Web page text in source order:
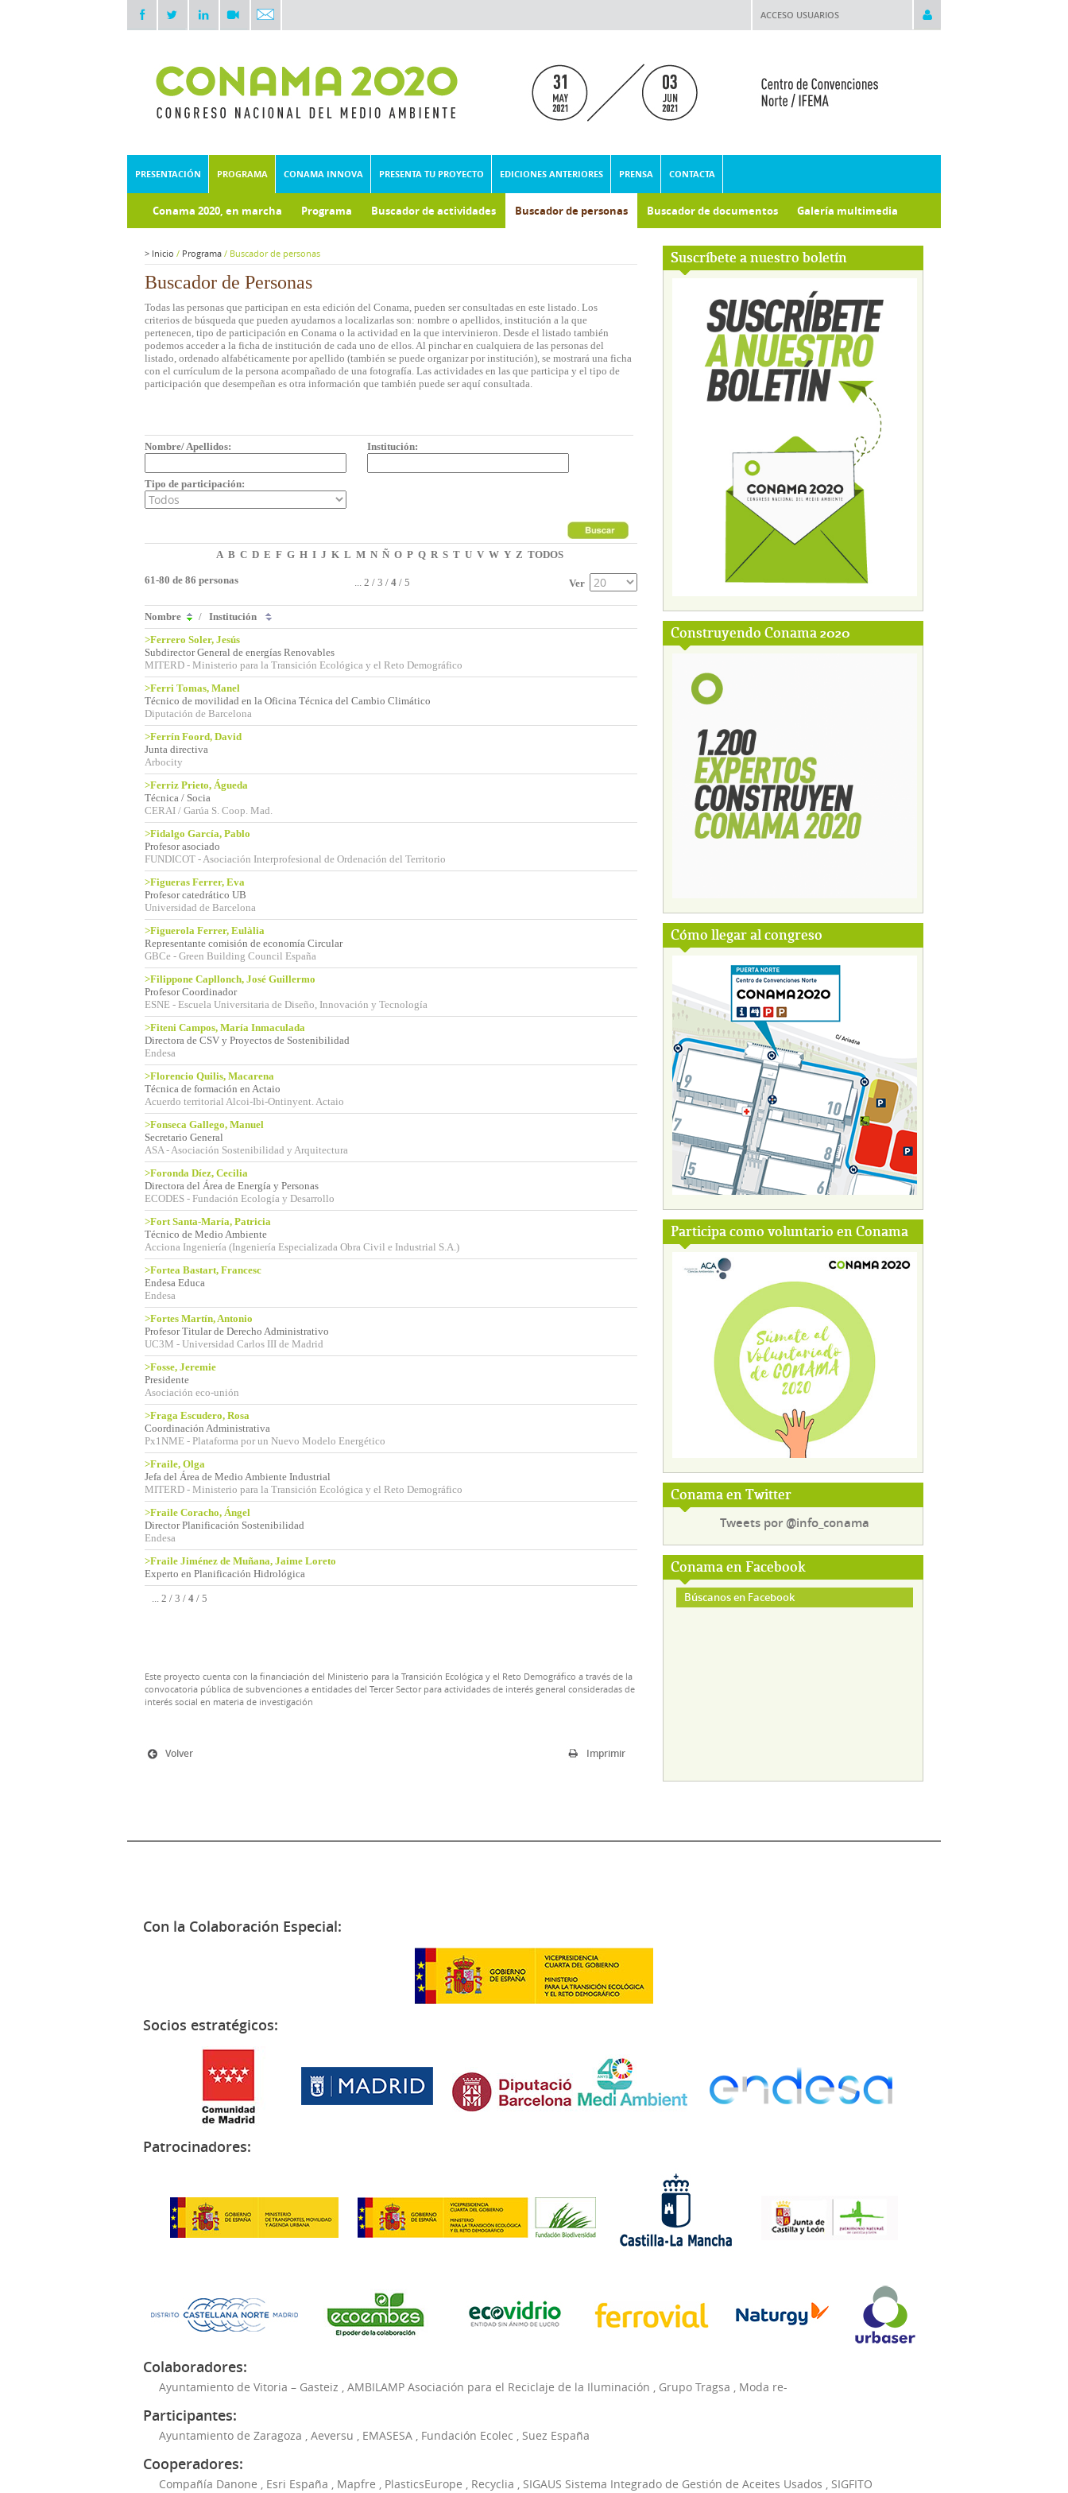
ACCESO USUARIOS
PRESENTACIÓN PROGRAMA CONAMA INNOVA PRESENTA TU PROYECTO EDICIONES ANTERIORES PRENSA CONTACTA
Conama 2020, en marcha Programa Buscador de actividades Buscador de personas Buscador de documentos Galería multimedia
Suscríbete a nuestro boletín
Construyendo Conama 2020
Cómo llegar al congreso
Participa como voluntario en Conama
Conama en Twitter
Tweets por @info_conama
Conama en Facebook
Búscanos en Facebook
> Inicio / Programa / Buscador de personas
Buscador de Personas
Todas las personas que participan en esta edición del Conama, pueden ser consultadas en este listado. Los
criterios de búsqueda que pueden ayudarnos a localizarlas son: nombre o apellidos, institución a la que
pertenecen, tipo de participación en Conama o la actividad en la que intervinieron. Desde el listado también
podemos acceder a la ficha de institución de cada uno de ellos. Al pinchar en cualquiera de las personas del
listado, ordenado alfabéticamente por apellido (también se puede organizar por institución), se mostrará una ficha
con el currículum de la persona acompañado de una fotografía. Las actividades en las que participa y el tipo de
participación que desempeñan es otra información que también puede ser aquí consultada.
Nombre/ Apellidos: Institución:
Tipo de participación:
A B C D E F G H I J K L M N Ñ O P Q R S T U V W Y Z TODOS
61-80 de 86 personas ... 2 / 3 / 4 / 5 Ver
Nombre / Institución
>Ferrero Soler, Jesús
Subdirector General de energías Renovables
MITERD - Ministerio para la Transición Ecológica y el Reto Demográfico
>Ferri Tomas, Manel
Técnico de movilidad en la Oficina Técnica del Cambio Climático
Diputación de Barcelona
>Ferrín Foord, David
Junta directiva
Arbocity
>Ferriz Prieto, Águeda
Técnica / Socia
CERAI / Garúa S. Coop. Mad.
>Fidalgo García, Pablo
Profesor asociado
FUNDICOT - Asociación Interprofesional de Ordenación del Territorio
>Figueras Ferrer, Eva
Profesor catedrático UB
Universidad de Barcelona
>Figuerola Ferrer, Eulàlia
Representante comisión de economía Circular
GBCe - Green Building Council España
>Filippone Capllonch, José Guillermo
Profesor Coordinador
ESNE - Escuela Universitaria de Diseño, Innovación y Tecnología
>Fiteni Campos, María Inmaculada
Directora de CSV y Proyectos de Sostenibilidad
Endesa
>Florencio Quilis, Macarena
Técnica de formación en Actaio
Acuerdo territorial Alcoi-Ibi-Ontinyent. Actaio
>Fonseca Gallego, Manuel
Secretario General
ASA - Asociación Sostenibilidad y Arquitectura
>Foronda Díez, Cecilia
Directora del Área de Energía y Personas
ECODES - Fundación Ecología y Desarrollo
>Fort Santa-María, Patricia
Técnico de Medio Ambiente
Acciona Ingeniería (Ingeniería Especializada Obra Civil e Industrial S.A.)
>Fortea Bastart, Francesc
Endesa Educa
Endesa
>Fortes Martín, Antonio
Profesor Titular de Derecho Administrativo
UC3M - Universidad Carlos III de Madrid
>Fosse, Jeremie
Presidente
Asociación eco-unión
>Fraga Escudero, Rosa
Coordinación Administrativa
Px1NME - Plataforma por un Nuevo Modelo Energético
>Fraile, Olga
Jefa del Área de Medio Ambiente Industrial
MITERD - Ministerio para la Transición Ecológica y el Reto Demográfico
>Fraile Coracho, Ángel
Director Planificación Sostenibilidad
Endesa
>Fraile Jiménez de Muñana, Jaime Loreto
Experto en Planificación Hidrológica
... 2 / 3 / 4 / 5
Este proyecto cuenta con la financiación del Ministerio para la Transición Ecológica y el Reto Demográfico a través de la
convocatoria pública de subvenciones a entidades del Tercer Sector para actividades de interés general consideradas de
interés social en materia de investigación
Imprimir
Volver
Con la Colaboración Especial:
Socios estratégicos:
Patrocinadores:
Colaboradores:
Ayuntamiento de Vitoria – Gasteiz AMBILAMP Asociación para el Reciclaje de la Iluminación Grupo Tragsa Moda re-
Participantes:
Ayuntamiento de Zaragoza Aeversu EMASESA Fundación Ecolec Suez España
Cooperadores:
Compañía Danone Esri España Mapfre PlasticsEurope Recyclia SIGAUS Sistema Integrado de Gestión de Aceites Usados
SIGFITO